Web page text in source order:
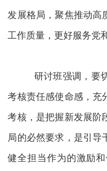
发展格局，聚焦推动高
工作质量，更好服务党
研讨班强调，要
考核责任感使命感，充
考核，是把握新发展阶
局的必然要求，是引导
健全担当作为的激励